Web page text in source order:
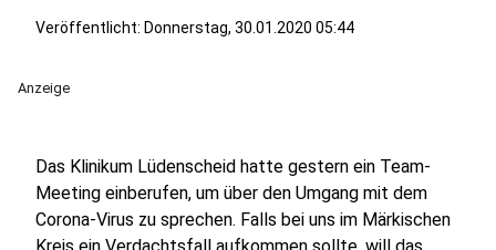
Veröffentlicht: Donnerstag, 30.01.2020 05:44
Anzeige
Das Klinikum Lüdenscheid hatte gestern ein Team-
Meeting einberufen, um über den Umgang mit dem
Corona-Virus zu sprechen. Falls bei uns im Märkischen